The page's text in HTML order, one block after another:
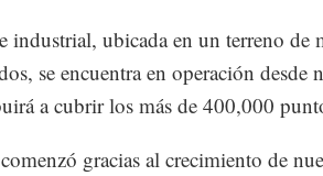
industrial, ubicada en un terreno de
se encuentra en operación
a cubrir los más de 400,000
gracias al crecimiento de